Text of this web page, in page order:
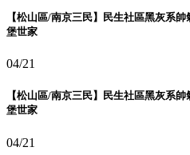
【松山區/南京三民】民生社區黑灰系
堡世家
04/21
【松山區/南京三民】民生社區黑灰系
堡世家
04/21